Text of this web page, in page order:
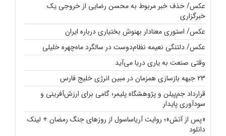
عکس/ حذف خبر مربوط به محسن رضایی از خروجی یک
خبرگزاری
عکس/ استوری معنادار بهنوش بختیاری درباره ایران
عکس/ دلتنگی نعیمه نظام‌دوست در سالگرد ماه‌چهره خلیلی
وقتی صنعت به یاری دریا می‌آید
23 جبهه بازسازی همزمان در مبین انرژی خلیج فارس
قرارداد جم‌پیلن و پژوهشگاه پلیمر؛ گامی برای ارزش‌آفرینی و
سودآوری پایدار
«پس از آتش»؛ روایت آریاساسول از روزهای جنگ رمضان + لینک
دانلود